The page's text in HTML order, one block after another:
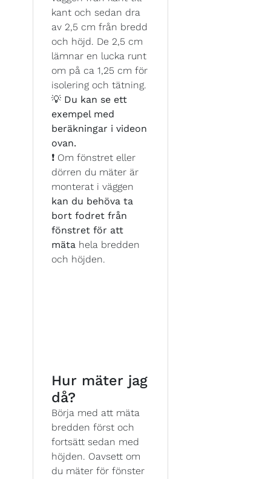
kant och sedan dra
av 2,5 cm från bredd
och höjd. De 2,5 cm
lämnar en lucka runt
om på ca 1,25 cm för
isolering och tätning.
💡 Du kan se ett
exempel med
beräkningar i videon
ovan.
❗ Om fönstret eller
dörren du mäter är
monterat i väggen
kan du behöva ta
bort fodret från
fönstret för att
mäta hela bredden
och höjden.
Hur mäter jag
då?
Börja med att mäta
bredden först och
fortsätt sedan med
höjden. Oavsett om
du mäter för fönster